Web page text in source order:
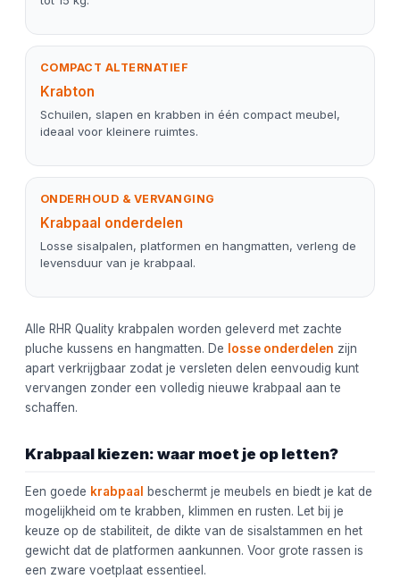
COMPACT ALTERNATIEF
Krabton
Schuilen, slapen en krabben in één compact meubel,
ideaal voor kleinere ruimtes.
ONDERHOUD & VERVANGING
Krabpaal onderdelen
Losse sisalpalen, platformen en hangmatten, verleng de
levensduur van je krabpaal.
Alle RHR Quality krabpalen worden geleverd met zachte
pluche kussens en hangmatten. De
losse onderdelen zijn
apart verkrijgbaar zodat je versleten delen eenvoudig kunt
vervangen zonder een volledig nieuwe krabpaal aan te
schaffen.
Krabpaal kiezen: waar moet je op letten?
Een goede krabpaal
beschermt je meubels en biedt je kat de
mogelijkheid om te krabben, klimmen en rusten. Let bij je
keuze op de stabiliteit, de dikte van de sisalstammen en het
gewicht dat de platformen aankunnen. Voor grote rassen is
een zware voetplaat essentieel.